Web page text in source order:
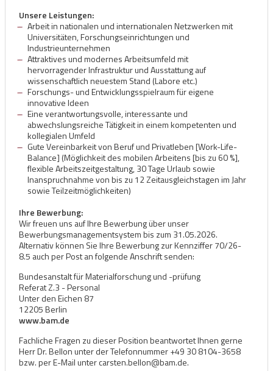
Unsere Leistungen:
Arbeit in nationalen und internationalen Netzwerken mit
Universitäten, Forschungseinrichtungen und
Industrieunternehmen
Attraktives und modernes Arbeitsumfeld mit
hervorragender Infrastruktur und Ausstattung auf
wissenschaftlich neuestem Stand (Labore etc.)
Forschungs- und Entwicklungsspielraum für eigene
innovative Ideen
Eine verantwortungsvolle, interessante und
abwechslungsreiche Tätigkeit in einem kompetenten und
kollegialen Umfeld
Gute Vereinbarkeit von Beruf und Privatleben [Work-Life-
Balance] (Möglichkeit des mobilen Arbeitens [bis zu 60 %],
flexible Arbeitszeitgestaltung, 30 Tage Urlaub sowie
Inanspruchnahme von bis zu 12 Zeitausgleichstagen im Jahr
sowie Teilzeitmöglichkeiten)
Ihre Bewerbung:
Wir freuen uns auf Ihre Bewerbung über unser
Bewerbungsmanagementsystembis zum 31.05.2026.
Alternativ können Sie Ihre Bewerbung zur Kennziffer 70/26-
8.5 auch per Post an folgende Anschrift senden:
Bundesanstalt für Materialforschung und -prüfung
Referat Z.3 - Personal
Unter den Eichen 87
12205 Berlin
www.bam.de
Fachliche Fragen zu dieser Position beantwortet Ihnen gerne
Herr Dr. Bellon unter der Telefonnummer +49 30 8104-3658
bzw. per E-Mail untercarsten.bellon@bam.de.